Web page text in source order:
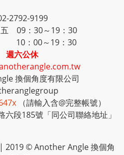
2792-9199
五 09：30～19：30
：00～19：30
週六公休
換個角度有限公司
（請輸入含@完整帳號）
段185號「同公司聯絡地址」
| 2019 © Another Angle 換個角